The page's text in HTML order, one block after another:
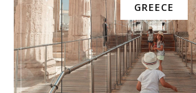
GREECE